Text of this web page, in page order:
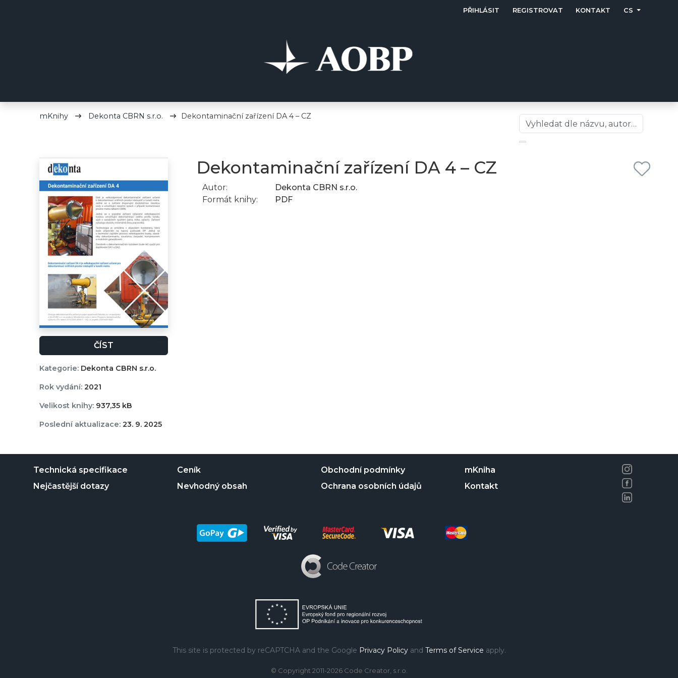
PŘIHLÁSIT REGISTROVAT KONTAKT CS
mKnihy Dekonta CBRN s.r.o. Dekontaminační zařízení DA 4 – CZ
ČÍST
Kategorie:Dekonta CBRN s.r.o.
Rok vydání:2021
Velikost knihy:937,35 kB
Poslední aktualizace:23. 9. 2025
Dekontaminační zařízení DA 4 – CZ
Autor:
Dekonta CBRN s.r.o.
Formát knihy:
PDF
Technická specifikace
Nejčastější dotazy
Ceník
Nevhodný obsah
Obchodní podmínky
Ochrana osobních údajů
mKniha
Kontakt
This site is protected by reCAPTCHA and the Google Privacy Policyand Terms of Service apply.
© Copyright 2011-2026 Code Creator, s.r.o.